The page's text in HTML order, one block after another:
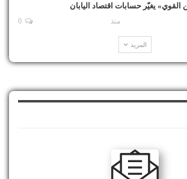
القوي» يغيّر حسابات اقتصاد اليابان
منذ
المزيد